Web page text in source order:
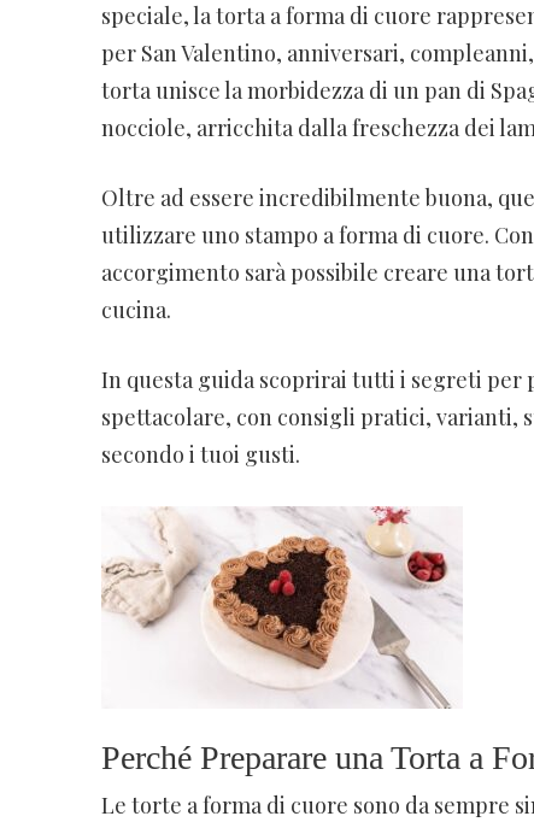
speciale, la torta a forma di cuore
per San Valentino, anniversari,
torta unisce la morbidezza di un pan di
nocciole, arricchita dalla freschezza dei
Oltre ad essere incredibilmente buona,
utilizzare uno stampo a forma di cuore.
accorgimento sarà possibile creare una
cucina.
In questa guida scoprirai tutti i segreti per
spettacolare, con consigli pratici, varianti,
secondo i tuoi gusti.
Perché Preparare una Torta a
Le torte a forma di cuore sono da sempre